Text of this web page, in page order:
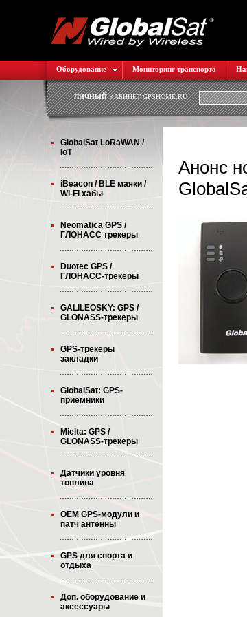
Оборудование Мониторинг транспорта
ЛИЧНЫЙКАБИНЕТ GPSHOME.RU
GlobalSat LoRaWAN /
IoT
iBeacon / BLE маяки /
Wi-Fi хабы
Neomatica GPS /
ГЛОНАСС трекеры
Duotec GPS /
ГЛОНАСС-трекеры
GALILEOSKY: GPS /
GLONASS-трекеры
GPS-трекеры
закладки
GlobalSat: GPS-
приёмники
Mielta: GPS /
GLONASS-трекеры
Датчики уровня
топлива
OEM GPS-модули и
патч антенны
GPS для спорта и
отдыха
Доп. оборудование и
аксессуары
Анонс